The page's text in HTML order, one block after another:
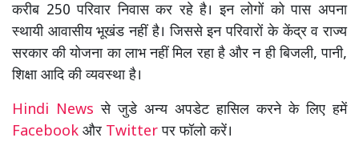
करीब 250 परिवार निवास कर रहे है। इन लोगों को पास अपना
स्थायी आवासीय भूखंड नहीं है। जिससे इन परिवारों के केंद्र व राज्य
सरकार की योजना का लाभ नहीं मिल रहा है और न ही बिजली, पानी,
शिक्षा आदि की व्यवस्था है।
Hindi Newsसे जुडे अन्य अपडेट हासिल करने के लिए हमें
Facebook और Twitterपर फॉलो करें।